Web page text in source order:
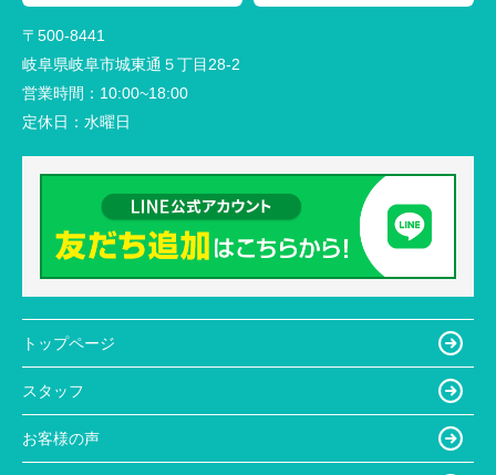
〒500-8441
岐阜県岐阜市城東通５丁目28-2
営業時間： 10:00~18:00
定休日： 水曜日
トップページ
スタッフ
お客様の声